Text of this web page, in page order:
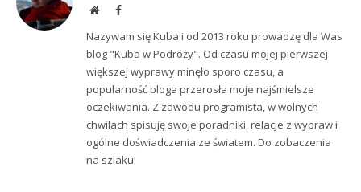
WebsiteFacebook
Nazywam się Kuba i od 2013 roku prowadzę dla Was
blog "Kuba w Podróży". Od czasu mojej pierwszej
większej wyprawy minęło sporo czasu, a
popularność bloga przerosła moje najśmielsze
oczekiwania. Z zawodu programista, w wolnych
chwilach spisuję swoje poradniki, relacje z wypraw i
ogólne doświadczenia ze światem. Do zobaczenia
na szlaku!